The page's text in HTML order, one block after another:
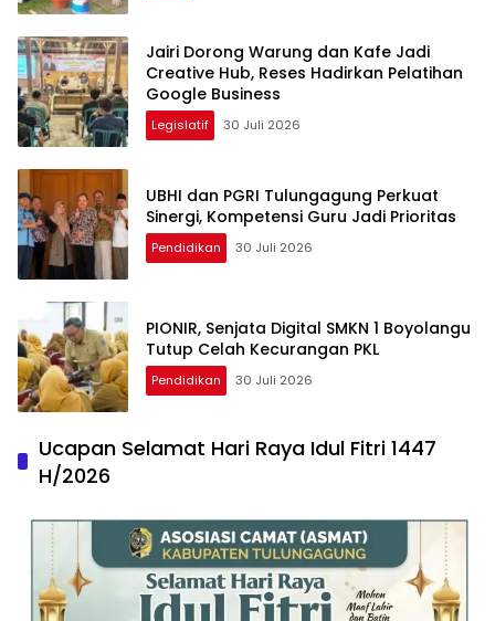
Jairi Dorong Warung dan Kafe Jadi
Creative Hub, Reses Hadirkan Pelatihan
Google Business
Legislatif 30 Juli 2026
UBHI dan PGRI Tulungagung Perkuat
Sinergi, Kompetensi Guru Jadi Prioritas
Pendidikan 30 Juli 2026
PIONIR, Senjata Digital SMKN 1 Boyolangu
Tutup Celah Kecurangan PKL
Pendidikan 30 Juli 2026
Ucapan Selamat Hari Raya Idul Fitri 1447
H/2026